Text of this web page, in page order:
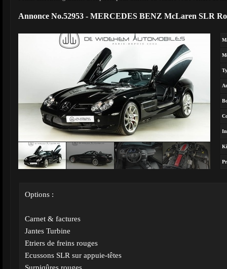
Annonce No.52953 - MERCEDES BENZ McLaren SLR
Options :
Carnet & factures
Jantes Turbine
Etriers de freins rouges
Ecussons SLR sur appuie-têtes